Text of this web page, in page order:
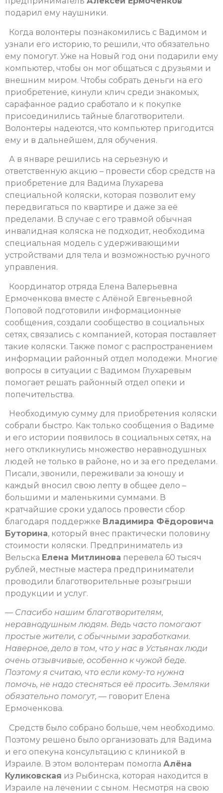
подарил ему наушники.
Когда волонтеры познакомились с Вадимом и
узнали его историю, то решили, что обязательно
ему помогут. Уже на Новый год они подарили ему
компьютер, чтобы он мог общаться с друзьями и
внешним миром. Чтобы собрать деньги на его
приобретение, кинули клич среди знакомых,
сарафанное радио сработало и к покупке
присоединились тайные благотворители.
Волонтеры надеются, что компьютер пригодится
ему и в дальнейшем, для обучения.
А в январе решились на серьезную и
ответственную акцию – провести сбор средств на
приобретение для Вадима Глухарева
специальной коляски, которая позволит ему
передвигаться по квартире и даже за её
пределами. В случае с его травмой обычная
инвалидная коляска не подходит, необходима
специальная модель с удерживающими
устройствами для тела и возможностью ручного
управления.
Координатор отряда Елена Валерьевна
Ермоченкова вместе с Алёной Евгеньевной
Поповой подготовили информационные
сообщения, создали сообщество в социальных
сетях, связались с компанией, которая поставляет
такие коляски. Также помог с распространением
информации районный отдел молодежи. Многие
вопросы в ситуации с Вадимом Глухаревым
помогает решать районный отдел опеки и
попечительства.
Необходимую сумму для приобретения коляски
собрали быстро. Как только сообщения о Вадиме
и его истории появилось в социальных сетях, на
него откликнулись множество неравнодушных
людей не только в районе, но и за его пределами.
Писали, звонили, переживали за юношу и
каждый вносил свою лепту в общее дело –
большими и маленькими суммами. В
кратчайшие сроки удалось провести сбор
благодаря поддержке Владимира Фёдоровича
Буторина, который внес практически половину
стоимости коляски. Предприниматель из
Вельска Елена Митлинова перевела 60 тысяч
рублей, местные мастера предприниматели
проводили благотворительные розыгрыши
продукции и услуг.
— Спасибо нашим благотворителям,
неравнодушным людям. Ведь часто помогают
простые жители, с обычными заработками.
Наверное, дело в том, что у нас в Устьянах люди
очень отзывчивые, особенно к чужой беде.
Поэтому я считаю, что если кому-то нужна
помочь, не надо стесняться её просить. Земляки
обязательно помогут, — говорит Елена
Ермоченкова.
Средств было собрано больше, чем необходимо.
Поэтому решено было организовать для Вадима
и его опекуна консультацию с клиникой в
Израиле. В этом волонтерам помогла Алёна
Куликовская из Рыбинска, которая находится в
Израиле на лечении с сыном. Несмотря на свою